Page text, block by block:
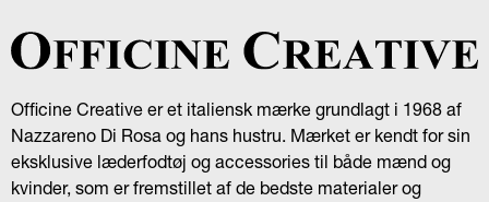
Officine Creative er et italiensk mærke grundlagt i 1968 af
Nazzareno Di Rosa og hans hustru. Mærket er kendt for sin
eksklusive læderfodtøj og accessories til både mænd og
kvinder, som er fremstillet af de bedste materialer og